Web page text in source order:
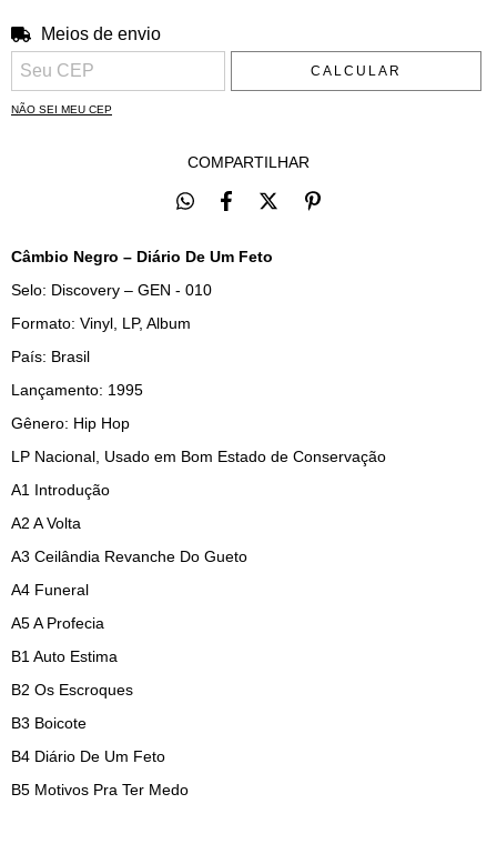
Entregas para o CEP:
Meios de envio
CALCULAR
NÃO SEI MEU CEP
COMPARTILHAR
Câmbio Negro – Diário De Um Feto
Selo: Discovery – GEN - 010
Formato: Vinyl, LP, Album
País: Brasil
Lançamento: 1995
Gênero: Hip Hop
LP Nacional, Usado em Bom Estado de Conservação
A1 Introdução
A2 A Volta
A3 Ceilândia Revanche Do Gueto
A4 Funeral
A5A Profecia
B1 Auto Estima
B2 Os Escroques
B3 Boicote
B4 Diário De Um Feto
B5 Motivos Pra Ter Medo